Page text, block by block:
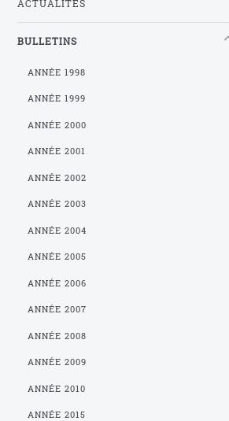
ACTUALITÉS
BULLETINS
ANNÉE 1998
ANNÉE 1999
ANNÉE 2000
ANNÉE 2001
ANNÉE 2002
ANNÉE 2003
ANNÉE 2004
ANNÉE 2005
ANNÉE 2006
ANNÉE 2007
ANNÉE 2008
ANNÉE 2009
ANNÉE 2010
ANNÉE 2015